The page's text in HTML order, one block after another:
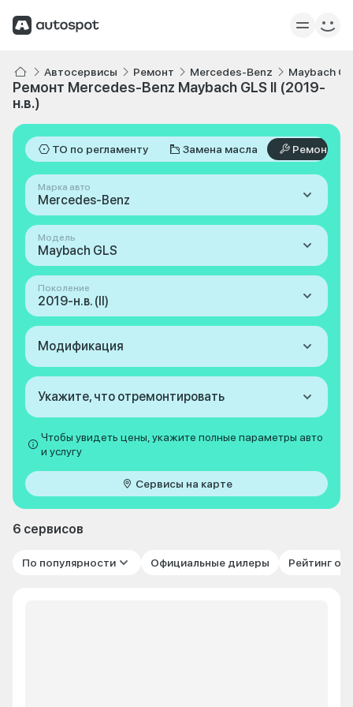
Автосервисы Ремонт Mercedes-Benz Maybach
Ремонт Mercedes-Benz Maybach GLS II (2019-
н.в.)
ТО по регламенту Замена масла Ремонт
Марка авто
Mercedes-Benz
Модель
Maybach GLS
Поколение
2019-н.в. (II)
Модификация
Укажите, что отремонтировать
Чтобы увидеть цены, укажите полные параметры авто
и услугу
Сервисы на карте
6 сервисов
По популярности Официальные дилеры Рейтинг